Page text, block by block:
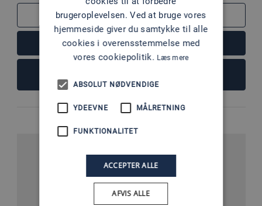
SAMMENLIGN
LÆS MERE
brugeroplevelsen. Ved at bruge vores
hjemmeside giver du samtykke til alle
cookies i overensstemmelse med
vores cookiepolitik. Læs mere
ABSOLUT NØDVENDIGE
YDEEVNE MÅLRETNING
FUNKTIONALITET
ACCEPTER ALLE
AFVIS ALLE